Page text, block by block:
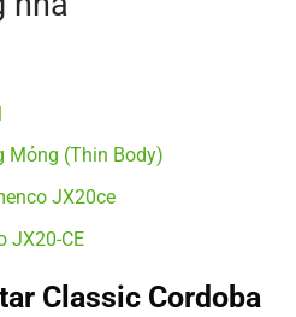
Mỏng (Thin Body)
JX20ce
JX20-CE
Classic Cordoba